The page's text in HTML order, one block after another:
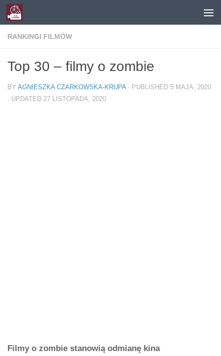
Skip to content
RANKINGI FILMÓW
Top 30 – filmy o zombie
BY AGNIESZKA CZARKOWSKA-KRUPA · PUBLISHED 5 MAJA, 2020
· UPDATED 27 LISTOPADA, 2020
Filmy o zombie stanowią odmianę kina